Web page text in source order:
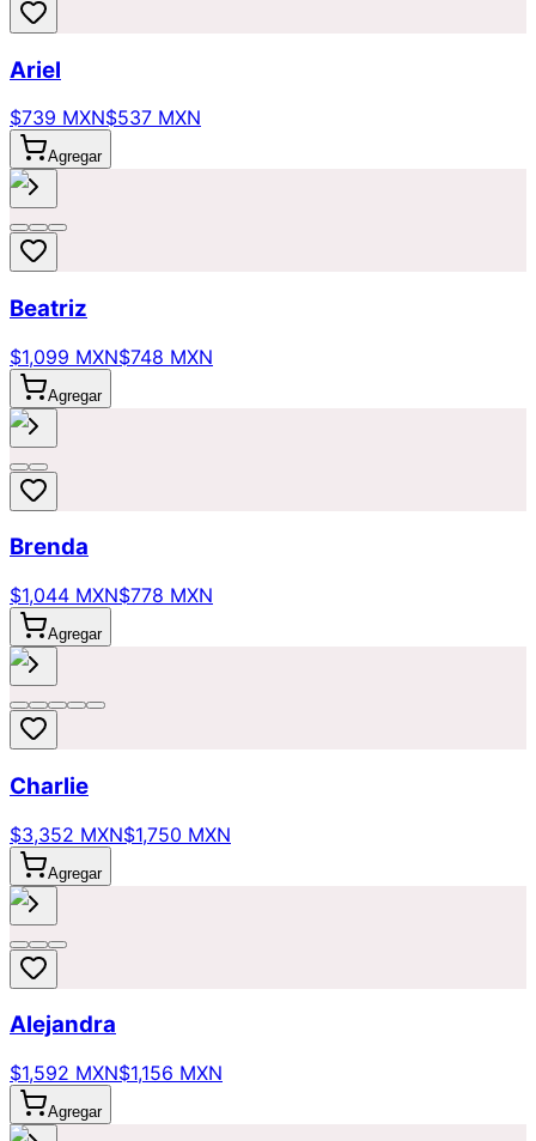
Ariel
$739 MXN$537 MXN
Agregar
Beatriz
$1,099 MXN$748 MXN
Agregar
Brenda
$1,044 MXN$778 MXN
Agregar
Charlie
$3,352 MXN$1,750 MXN
Agregar
Alejandra
$1,592 MXN$1,156 MXN
Agregar